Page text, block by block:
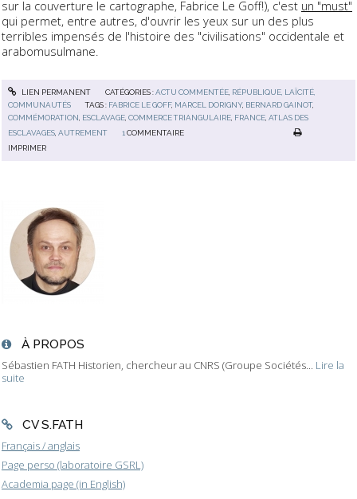
À PROPOS
Sébastien FATH Historien, chercheur au CNRS (Groupe Sociétés... Lire la
suite
CV S.FATH
Français / anglais
Page perso (laboratoire GSRL)
Academia page (in English)
sur la couverture le cartographe, Fabrice Le Goff!), c'est un "must"
qui permet, entre autres, d'ouvrir les yeux sur un des plus
terribles impensés de l'histoire des "civilisations" occidentale et
arabomusulmane.
LIEN PERMANENT CATÉGORIES :ACTU COMMENTÉE, RÉPUBLIQUE, LAÏCITÉ,
COMMUNAUTÉS
TAGS : FABRICE LE GOFF, MARCEL DORIGNY, BERNARD GAINOT,
COMMÉMORATION, ESCLAVAGE,COMMERCE TRIANGULAIRE, FRANCE,ATLAS DES
ESCLAVAGES ,AUTREMENT 1 COMMENTAIRE
IMPRIMER